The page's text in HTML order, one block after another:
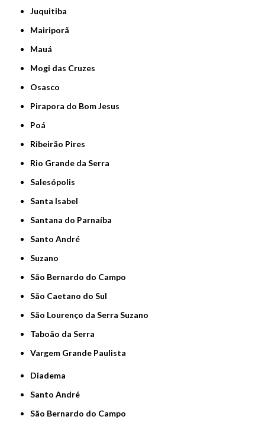
Juquitiba
Mairiporã
Mauá
Mogi das Cruzes
Osasco
Pirapora do Bom Jesus
Poá
Ribeirão Pires
Rio Grande da Serra
Salesópolis
Santa Isabel
Santana do Parnaíba
Santo André
Suzano
São Bernardo do Campo
São Caetano do Sul
São Lourenço da Serra Suzano
Taboão da Serra
Vargem Grande Paulista
Diadema
Santo André
São Bernardo do Campo